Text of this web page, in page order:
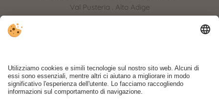
Val Pusteria . Alto Adige
ARRIVO